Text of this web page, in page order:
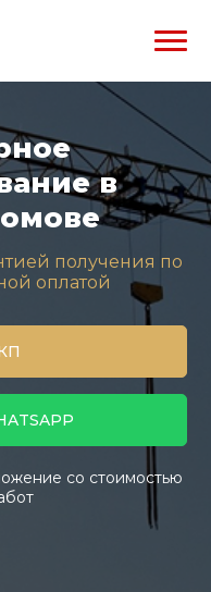
в
получения по
оплатой
со стоимостью